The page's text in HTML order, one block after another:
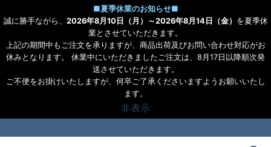
■夏季休業のお知らせ■
誠に勝手ながら、 2026年8月10日（月）～2026年8月14日（金） を夏季休
業とさせていただきます。
上記の期間中もご注文を承りますが、商品出荷及びお問い合わせ対応がお
休みとなります。 休業中にいただきましたご注文は、8月17日以降順次発
送させていただきます。
ご不便をお掛けいたしますが、何卒ご了承くださいますようお願いいたし
ます。
非表示
to